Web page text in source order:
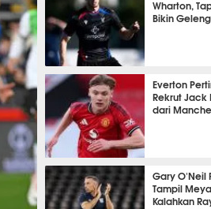
Wharton,
Bikin
14 menit 58 detik lalu
Everton
Rekrut Jack
dari
29 menit 42 detik lalu
Gary O'Neil
Tampil
Kalahkan